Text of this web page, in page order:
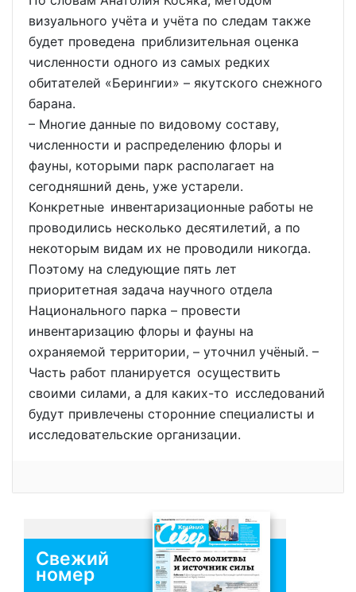
визуального учёта и учёта по следам также
будет проведена приблизительная оценка
численности одного из самых редких
обитателей «Берингии» – якутского снежного
барана.
– Многие данные по видовому составу,
численности и распределению флоры и
фауны, которыми парк располагает на
сегодняшний день, уже устарели.
Конкретные инвентаризационные работы не
проводились несколько десятилетий, а по
некоторым видам их не проводили никогда.
Поэтому на следующие пять лет
приоритетная задача научного отдела
Национального парка – провести
инвентаризацию флоры и фауны на
охраняемой территории, – уточнил учёный. –
Часть работ планируется осуществить
своими силами, а для каких-то исследований
будут привлечены сторонние специалисты и
исследовательские организации.
Свежий
номер